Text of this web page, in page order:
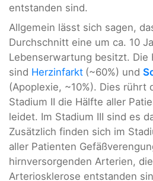
entstanden sind.
Allgemein lässt sich sagen,
Durchschnitt eine um ca. 10
Lebenserwartung besitzt. Die
sind Herzinfarkt (~60%) und
(Apoplexie, ~10%). Dies rührt
Stadium II die Hälfte aller
leidet. Im Stadium III sind es
Zusätzlich finden sich im
aller Patienten
hirnversorgenden Arterien,
Arteriosklerose entstanden